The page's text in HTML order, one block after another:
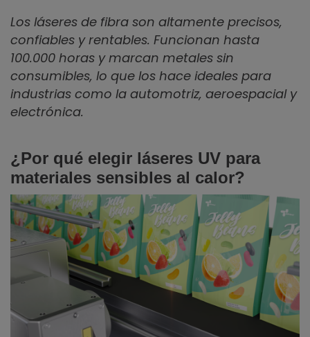
Los láseres de fibra son altamente precisos,
confiables y rentables. Funcionan hasta
100.000 horas y marcan metales sin
consumibles, lo que los hace ideales para
industrias como la automotriz, aeroespacial y
electrónica.
¿Por qué elegir láseres UV para
materiales sensibles al calor?